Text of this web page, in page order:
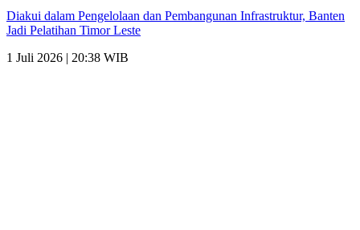
Diakui dalam Pengelolaan dan Pembangunan Infrastruktur, Banten
Jadi Pelatihan Timor Leste
1 Juli 2026 | 20:38 WIB